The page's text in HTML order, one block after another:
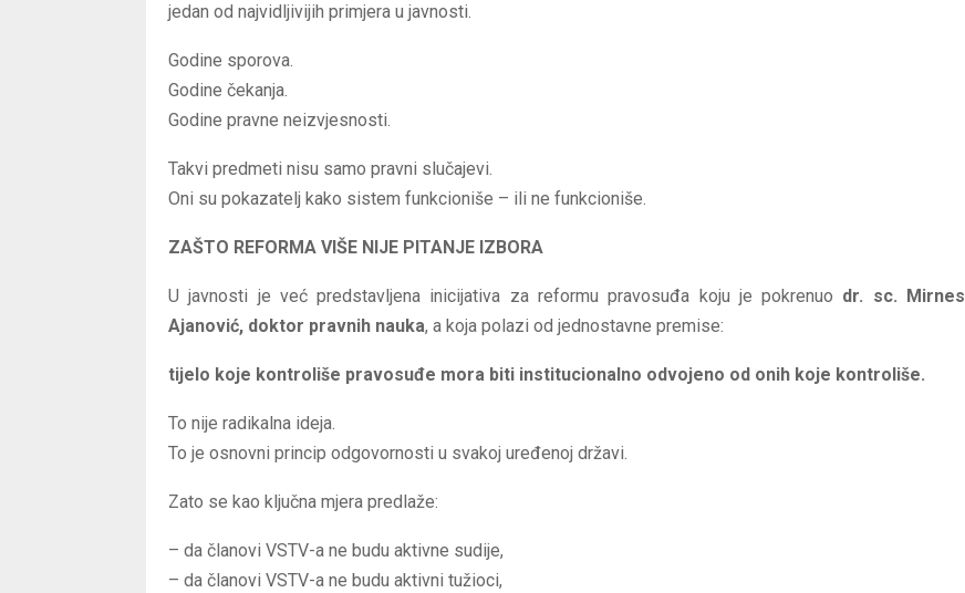
jedan od najvidljivijih primjera u javnosti.
Godine sporova.
Godine čekanja.
Godine pravne neizvjesnosti.
Takvi predmeti nisu samo pravni slučajevi.
Oni su pokazatelj kako sistem funkcioniše – ili ne funkcioniše.
ZAŠTO REFORMA VIŠE NIJE PITANJE IZBORA
U javnosti je već predstavljena inicijativa za reformu pravosuđa koju je pokrenuo dr. sc. Mirnes
Ajanović, doktor pravnih nauka, a koja polazi od jednostavne premise:
tijelo koje kontroliše pravosuđe mora biti institucionalno odvojeno od onih koje kontroliše.
To nije radikalna ideja.
To je osnovni princip odgovornosti u svakoj uređenoj državi.
Zato se kao ključna mjera predlaže:
– da članovi VSTV-a ne budu aktivne sudije,
– da članovi VSTV-a ne budu aktivni tužioci,